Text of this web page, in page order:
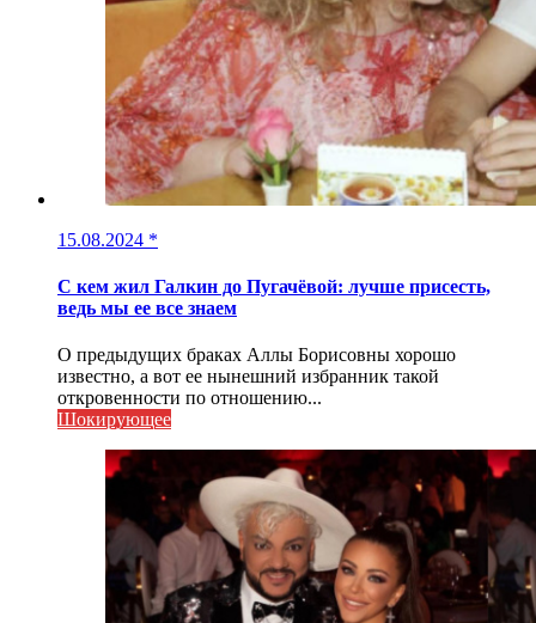
15.08.2024 *
С кем жил Галкин до Пугачёвой: лучше присесть,
ведь мы ее все знаем
О предыдущих браках Аллы Борисовны хорошо
известно, а вот ее нынешний избранник такой
откровенности по отношению...
Шокирующее